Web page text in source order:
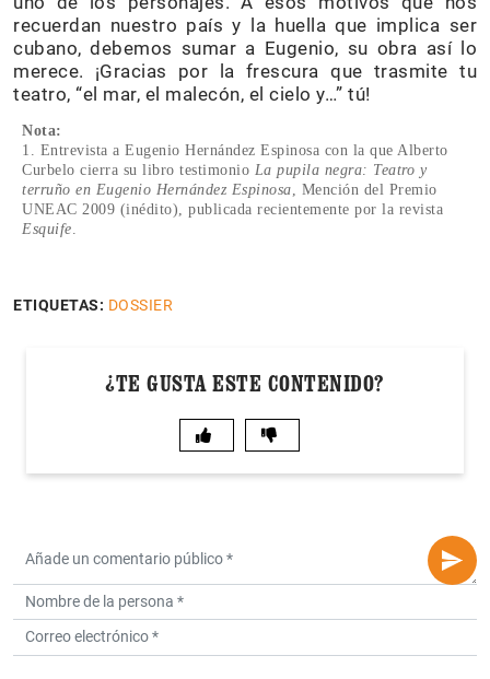
recuerdan nuestro país y la huella que implica ser
cubano, debemos sumar a Eugenio, su obra así lo
merece. ¡Gracias por la frescura que trasmite tu
teatro, “el mar, el malecón, el cielo y…” tú!
Nota:
1. Entrevista a Eugenio Hernández Espinosa con la que Alberto
Curbelo cierra su libro testimonio La pupila negra: Teatro y
terruño en Eugenio Hernández Espinosa , Mención del Premio
UNEAC 2009 (inédito), publicada recientemente por la revista
Esquife
ETIQUETAS: DOSSIER
¿TE GUSTA ESTE CONTENIDO?